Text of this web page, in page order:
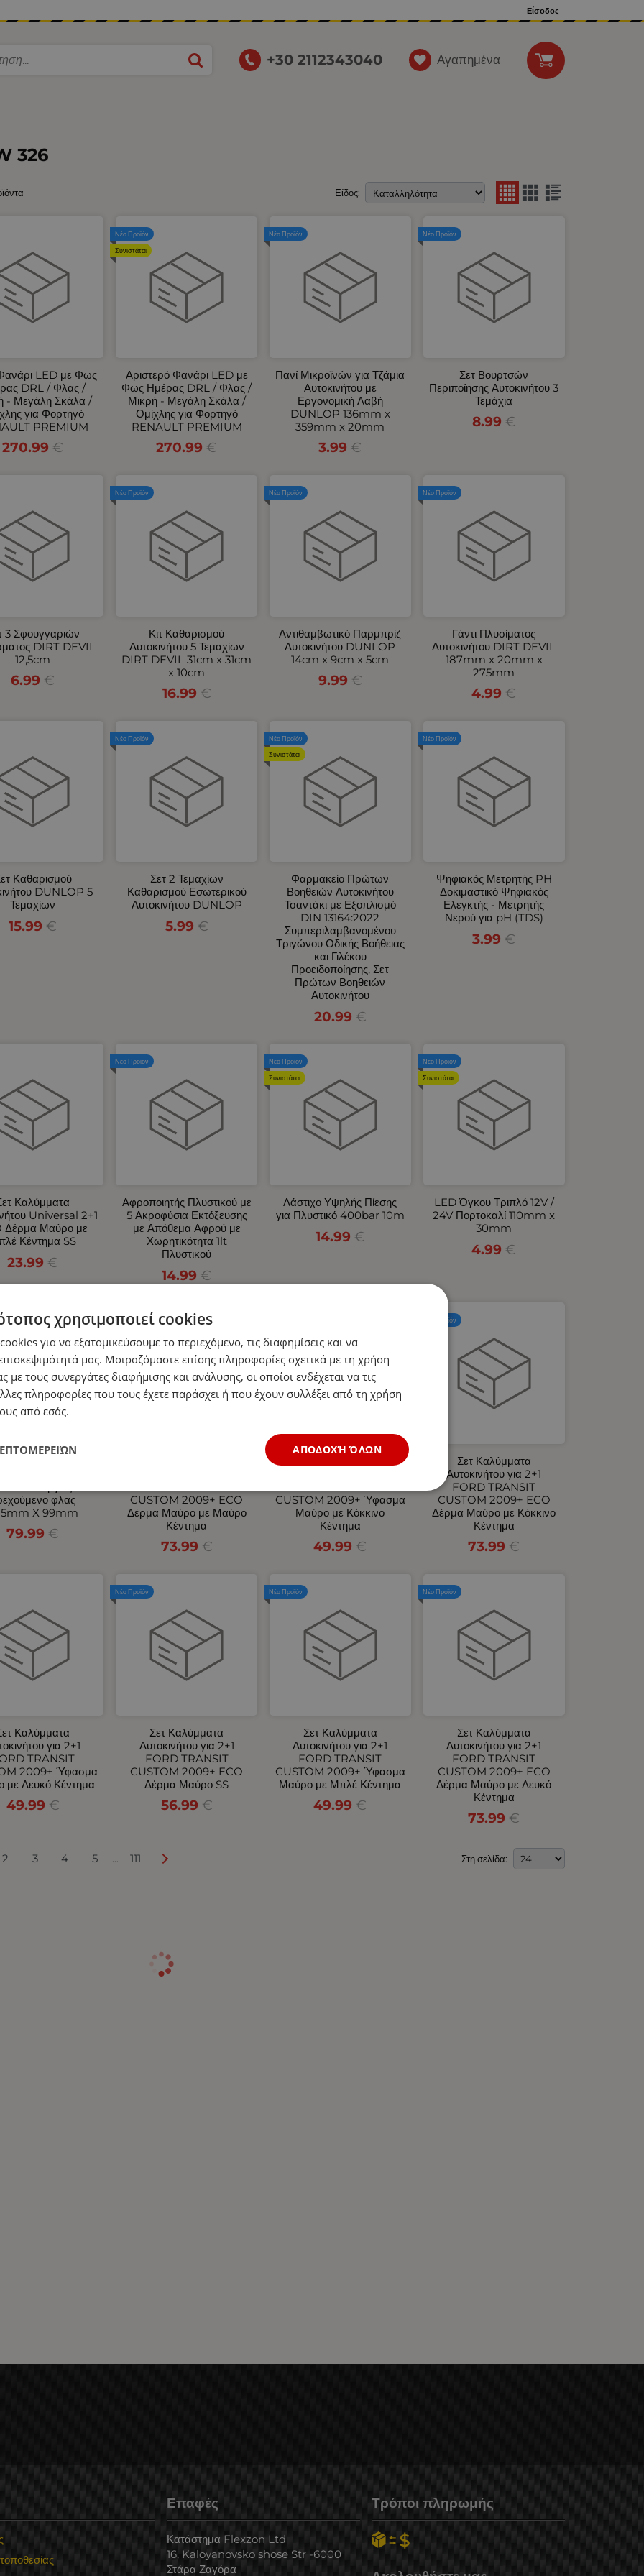
Είσοδος
+30 2112343040 Αγαπημένα
326
Είδος:
LED με Φως
DRL / Φλας /
- Μεγάλη Σκάλα /
για Φορτηγό
PREMIUM
270.99 €
Αριστερό Φανάρι LED με
Φως Ημέρας DRL / Φλας /
Μικρή - Μεγάλη Σκάλα /
Ομίχλης για Φορτηγό
RENAULT PREMIUM
270.99 €
Νέο Προϊόν
Συνιστάται
Πανί Μικροϊνών για Τζάμια
Αυτοκινήτου με
Εργονομική Λαβή
DUNLOP 136mm x
359mm x 20mm
3.99 €
Νέο Προϊόν
Σετ Βουρτσών
Περιποίησης Αυτοκινήτου 3
Τεμάχια
8.99 €
Νέο Προϊόν
3 Σφουγγαριών
DIRT DEVIL
12,5cm
6.99 €
Κιτ Καθαρισμού
Αυτοκινήτου 5 Τεμαχίων
DIRT DEVIL 31cm x 31cm
x 10cm
16.99 €
Νέο Προϊόν
Αντιθαμβωτικό Παρμπρίζ
Αυτοκινήτου DUNLOP
14cm x 9cm x 5cm
9.99 €
Νέο Προϊόν
Γάντι Πλυσίματος
Αυτοκινήτου DIRT DEVIL
187mm x 20mm x
275mm
4.99 €
Νέο Προϊόν
Καθαρισμού
DUNLOP 5
Τεμαχίων
15.99 €
Σετ 2 Τεμαχίων
Καθαρισμού Εσωτερικού
Αυτοκινήτου DUNLOP
5.99 €
Νέο Προϊόν
Φαρμακείο Πρώτων
Βοηθειών Αυτοκινήτου
Τσαντάκι με Εξοπλισμό
DIN 13164:2022
Συμπεριλαμβανομένου
Τριγώνου Οδικής Βοήθειας
και Γιλέκου
Προειδοποίησης, Σετ
Πρώτων Βοηθειών
Αυτοκινήτου
20.99 €
Νέο Προϊόν
Συνιστάται
Ψηφιακός Μετρητής PH
Δοκιμαστικό Ψηφιακός
Ελεγκτής - Μετρητής
Νερού για pH (TDS)
3.99 €
Νέο Προϊόν
Καλύμματα
Universal 2+1
Δέρμα Μαύρο με
Κέντημα SS
23.99 €
Αφροποιητής Πλυστικού με
5 Ακροφύσια Εκτόξευσης
με Απόθεμα Αφρού με
Χωρητικότητα 1lt
Πλυστικού
14.99 €
Νέο Προϊόν
Λάστιχο Υψηλής Πίεσης
για Πλυστικό 400bar 10m
14.99 €
Νέο Προϊόν
Συνιστάται
LED Όγκου Τριπλό 12V /
24V Πορτοκαλί 110mm x
30mm
4.99 €
Νέο Προϊόν
Συνιστάται
φλας
X 99mm
79.99 €
CUSTOM 2009+ ECO
Δέρμα Μαύρο με Μαύρο
Κέντημα
73.99 €
Νέο Προϊόν
CUSTOM 2009+ Ύφασμα
Μαύρο με Κόκκινο
Κέντημα
49.99 €
Σετ Καλύμματα
Αυτοκινήτου για 2+1
FORD TRANSIT
CUSTOM 2009+ ECO
Δέρμα Μαύρο με Κόκκινο
Κέντημα
73.99 €
Νέο Προϊόν
Καλύμματα
για 2+1
TRANSIT
2009+ Ύφασμα
με Λευκό Κέντημα
49.99 €
Σετ Καλύμματα
Αυτοκινήτου για 2+1
FORD TRANSIT
CUSTOM 2009+ ECO
Δέρμα Μαύρο SS
56.99 €
Νέο Προϊόν
Σετ Καλύμματα
Αυτοκινήτου για 2+1
FORD TRANSIT
CUSTOM 2009+ Ύφασμα
Μαύρο με Μπλέ Κέντημα
49.99 €
Νέο Προϊόν
Σετ Καλύμματα
Αυτοκινήτου για 2+1
FORD TRANSIT
CUSTOM 2009+ ECO
Δέρμα Μαύρο με Λευκό
Κέντημα
73.99 €
Νέο Προϊόν
2 3 4 5 ... 111 Στη σελίδα:
Επαφές
Κατάστημα Flexzon Ltd
16, Kaloyanovsko shose Str -6000
Στάρα Ζαγόρα
Τρόποι πληρωμής
χρησιμοποιεί cookies
για να εξατομικεύσουμε το περιεχόμενο, τις διαφημίσεις και να
μας. Μοιραζόμαστε επίσης πληροφορίες σχετικά με τη χρήση
με τους συνεργάτες διαφήμισης και ανάλυσης, οι οποίοι ενδέχεται να τις
πληροφορίες που τους έχετε παράσχει ή που έχουν συλλέξει από τη χρήση
από εσάς.
ΑΠΟΔΟΧΉ ΌΛΩΝ